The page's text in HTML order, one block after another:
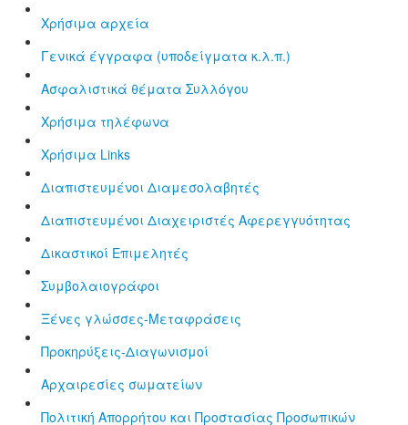
Χρήσιμα αρχεία
Γενικά έγγραφα (υποδείγματα κ.λ.π.)
Aσφαλιστικά θέματα Συλλόγου
Χρήσιμα τηλέφωνα
Χρήσιμα Links
Διαπιστευμένοι Διαμεσολαβητές
Διαπιστευμένοι Διαχειριστές Αφερεγγυότητας
Δικαστικοί Επιμελητές
Συμβολαιογράφοι
Ξένες γλώσσες-Μεταφράσεις
Προκηρύξεις-Διαγωνισμοί
Αρχαιρεσίες σωματείων
Πολιτική Απορρήτου και Προστασίας Προσωπικών